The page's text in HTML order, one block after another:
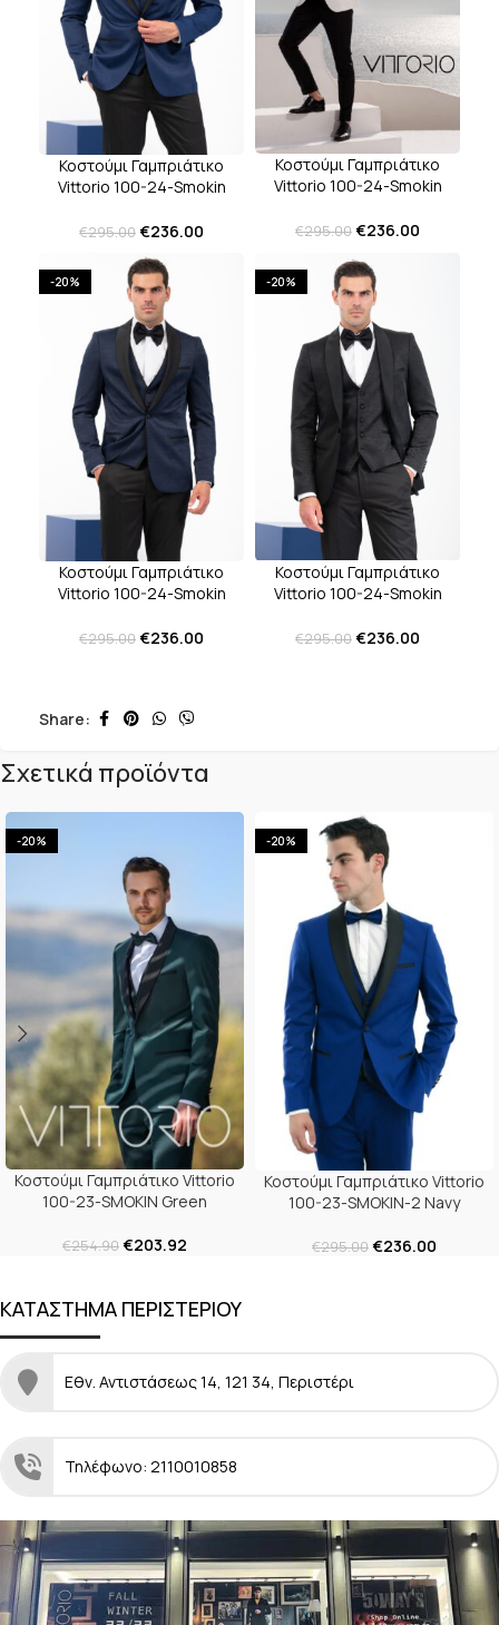
Κοστούμι Γαμπριάτικο
Vittorio 100-24-Smokin
€295.00€236.00
Κοστούμι Γαμπριάτικο
Vittorio 100-24-Smokin
€295.00€236.00
-20%
Κοστούμι Γαμπριάτικο
Vittorio 100-24-Smokin
€295.00€236.00
-20%
Κοστούμι Γαμπριάτικο
Vittorio 100-24-Smokin
€295.00€236.00
Share:
Σχετικά προϊόντα
-20%
Κοστούμι Γαμπριάτικο Vittorio
100-23-SMOKIN Green
€254.90€203.92
-20%
Κοστούμι Γαμπριάτικο Vittorio
100-23-SMOKIN-2 Navy
€295.00€236.00
ΚΑΤΑΣΤΗΜΑ ΠΕΡΙΣΤΕΡΙΟΥ
Εθν. Αντιστάσεως 14, 121 34, Περιστέρι
Τηλέφωνο: 2110010858